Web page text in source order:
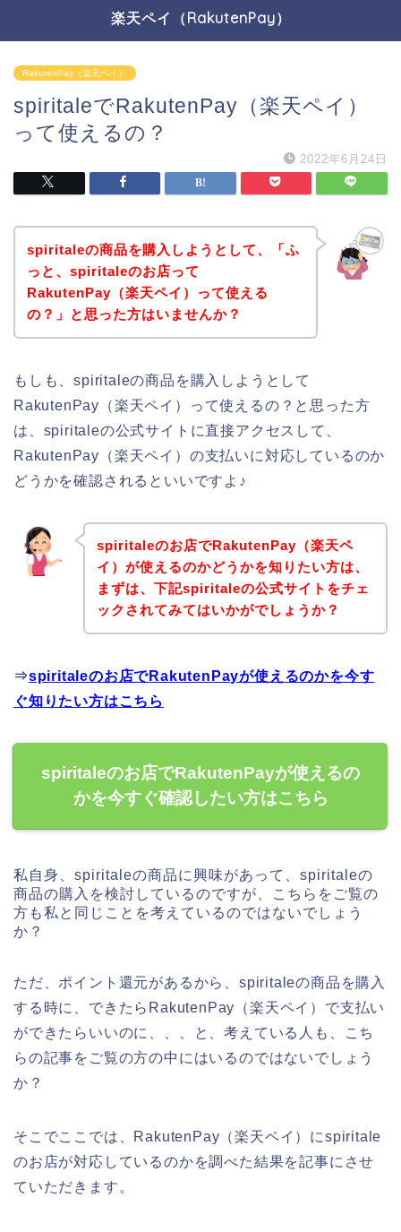
楽天ペイ（RakutenPay）
RakutenPay（楽天ペイ）
spiritaleでRakutenPay（楽天ペイ）
って使えるの？
2022年6月24日
spiritaleの商品を購入しようとして、「ふ
っと、spiritaleのお店って
RakutenPay（楽天ペイ）って使える
の？」と思った方はいませんか？
もしも、spiritaleの商品を購入しようとして
RakutenPay（楽天ペイ）って使えるの？と思った方
は、spiritaleの公式サイトに直接アクセスして、
RakutenPay（楽天ペイ）の支払いに対応しているのか
どうかを確認されるといいですよ♪
spiritaleのお店でRakutenPay（楽天ペ
イ）が使えるのかどうかを知りたい方は、
まずは、下記spiritaleの公式サイトをチェ
ックされてみてはいかがでしょうか？
⇒spiritaleのお店でRakutenPayが使えるのかを今す
ぐ知りたい方はこちら
spiritaleのお店でRakutenPayが使えるの
かを今すぐ確認したい方はこちら
私自身、spiritaleの商品に興味があって、spiritaleの
商品の購入を検討しているのですが、こちらをご覧の
方も私と同じことを考えているのではないでしょう
か？
ただ、ポイント還元があるから、spiritaleの商品を購入
する時に、できたらRakutenPay（楽天ペイ）で支払い
ができたらいいのに、、、と、考えている人も、こち
らの記事をご覧の方の中にはいるのではないでしょう
か？
そこでここでは、RakutenPay（楽天ペイ）にspiritale
のお店が対応しているのかを調べた結果を記事にさせ
ていただきます。